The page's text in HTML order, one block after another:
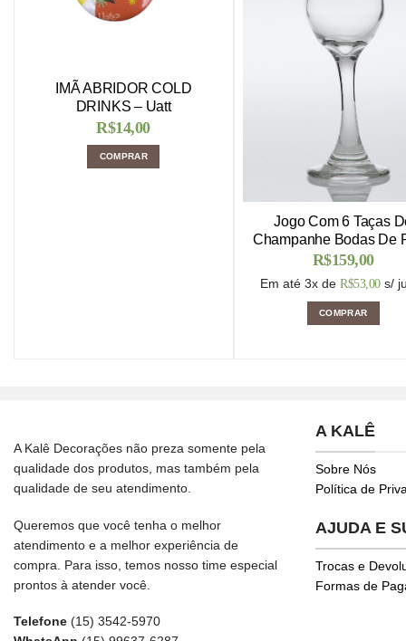
IMÃ ABRIDOR COLD
DRINKS – Uatt
R$14,00
COMPRAR
Jogo Com 6 Taças
Champanhe Bodas De
R$159,00
Em até 3x de R$53,00 s/
COMPRAR
A Kalê Decorações não preza somente pela
qualidade dos produtos, mas também pela
qualidade de seu atendimento.
Queremos que você tenha o melhor
atendimento e a melhor experiência de
compra. Para isso, temos nosso time especial
prontos à atender você.
Telefone (15) 3542-5970
A KALÊ
Sobre Nós
Política de
AJUDA E
Trocas e
Formas de